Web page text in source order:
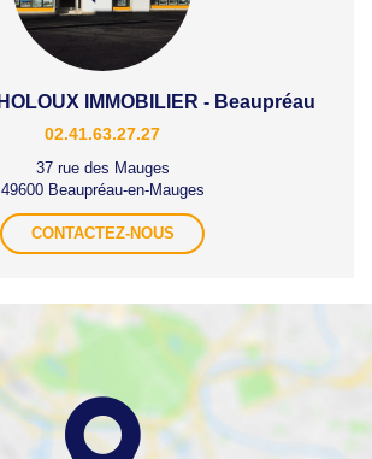
IMMOBILIER - Beaupréau
02.41.63.27.27
37 rue des Mauges
49600 Beaupréau-en-Mauges
CONTACTEZ-NOUS